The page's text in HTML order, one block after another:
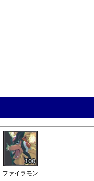
ファイラモン